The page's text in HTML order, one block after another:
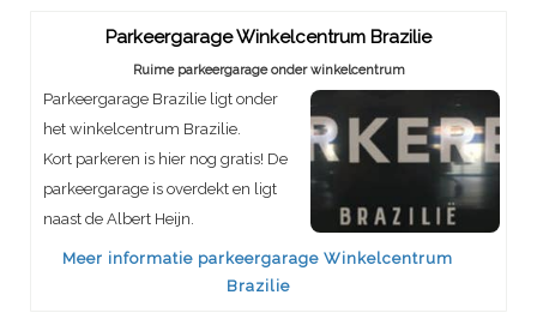
Parkeergarage Winkelcentrum Brazilie
Ruime parkeergarage onder winkelcentrum
Parkeergarage Brazilie ligt onder
het winkelcentrum Brazilie.
Kort parkeren is hier nog gratis! De
parkeergarage is overdekt en ligt
naast de Albert Heijn.
Meer informatie parkeergarage Winkelcentrum
Brazilie